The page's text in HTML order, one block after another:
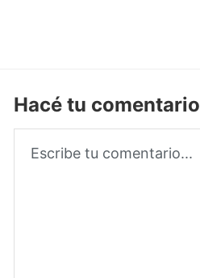
Hacé tu comentario